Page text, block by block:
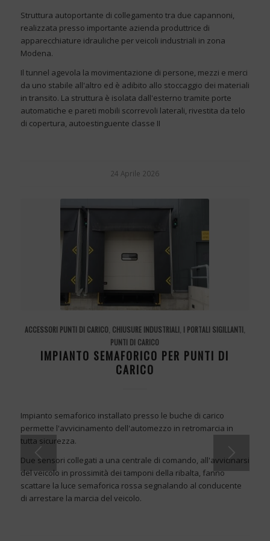
Struttura autoportante di collegamento tra due capannoni,
realizzata presso importante azienda produttrice di
apparecchiature idrauliche per veicoli industriali in zona
Modena.
Il tunnel agevola la movimentazione di persone, mezzi e merci
da uno stabile all'altro ed è adibito allo stoccaggio dei materiali
in transito. La struttura è isolata dall'esterno tramite porte
automatiche e pareti mobili scorrevoli laterali, rivestita da telo
di copertura, autoestinguente classe II
24 Aprile 2026
ACCESSORI PUNTI DI CARICO, CHIUSURE INDUSTRIALI, I PORTALI SIGILLANTI,
PUNTI DI CARICO
IMPIANTO SEMAFORICO PER PUNTI DI
CARICO
Impianto semaforico installato presso le buche di carico
permette l'avvicinamento dell'automezzo in retromarcia in
tutta sicurezza.
Due sensori collegati a una centrale di comando, all'avvicinarsi
del veicolo in prossimità dei tamponi della ribalta, fanno
scattare la luce semaforica rossa segnalando al conducente
di arrestare la marcia del veicolo.